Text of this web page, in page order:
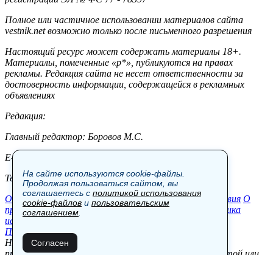
Полное или частичное использовании материалов сайта
vestnik.net возможно только после письменного разрешения
Настоящий ресурс может содержать материалы 18+.
Материалы, помеченные «р*», публикуются на правах
рекламы. Редакция сайта не несет ответственности за
достоверность информации, содержащейся в рекламных
объявлениях
Редакция:
Главный редактор: Боровов М.С.
E-mail: site@vestnik.net, reb.msk@yandex.ru
Тел.: +7 (921) 720-00-97
Общество Экономика Контакты В мире Происшествия О
проекте Шоу-бизнес Политика Пресс-релизы
Политика
использования cookie-файлов
Пользовательское соглашение
Новости, аналитика, прогнозы и другие материалы,
На сайте используются cookie-файлы.
Продолжая пользоваться сайтом, вы
соглашаетесь с политикой использования
cookie-файлов и пользовательским
соглашением
Согласен